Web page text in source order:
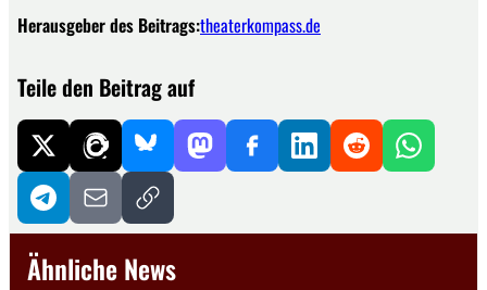
Herausgeber des Beitrags:theaterkompass.de
Teile den Beitrag auf
Ähnliche News